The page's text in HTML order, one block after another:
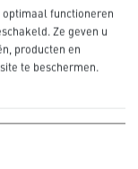
Procell.
met onze
met derden.
functioneren
Ze geven u
producten en
te beschermen.